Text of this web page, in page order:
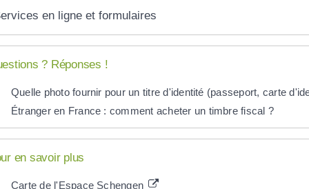
en ligne et formulaires
? Réponses !
Quelle photo fournir pour un titre d'identité (passeport, carte
Étranger en France : comment acheter un timbre fiscal ?
en savoir plus
Carte de l'Espace Schengen